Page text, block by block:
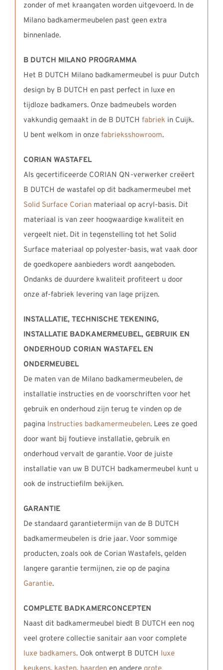
zonder of met kraangaten worden uitgevoerd. In de
Milano badkamermeubelen past geen extra
binnenlade.
B DUTCH MILANO PROGRAMMA
Het B DUTCH Milano badkamermeubel is puur Dutch
design by B DUTCH en past perfect in luxe en
tijdloze badkamers. Onze badmeubels worden
vakkundig gemaakt in de B DUTCH fabriekin Cuijk.
U bent welkom in onze fabrieksshowroom.
CORIAN WASTAFEL
Als gecertificeerde CORIAN QN-verwerker creëert
B DUTCH de wastafel op dit badkamermeubel met
Solid Surface Corianmateriaal op acryl-basis. Dit
materiaal is van zeer hoogwaardige kwaliteit en
vergeelt niet. Dit in tegenstelling tot het Solid
Surface materiaal op polyester-basis, wat vaak door
de goedkopere aanbieders wordt aangeboden.
Ondanks de duurdere kwaliteit profiteert u door
onze af-fabriek levering van lage prijzen.
INSTALLATIE, TECHNISCHE TEKENING,
INSTALLATIE BADKAMERMEUBEL, GEBRUIK EN
ONDERHOUD CORIAN WASTAFEL EN
ONDERMEUBEL
De maten van de Milano badkamermeubelen, de
installatie instructies en de voorschriften voor het
gebruik en onderhoud zijn terug te vinden op de
pagina Instructies badkamermeubelen. Lees ze goed
door want bij foutieve installatie, gebruik en
onderhoud vervalt de garantie. Voor de juiste
installatie van uw B DUTCH badkamermeubel kunt u
ook de instructiefilm bekijken.
GARANTIE
De standaard garantietermijn van de B DUTCH
badkamermeubelen is drie jaar. Voor sommige
producten, zoals ook de Corian Wastafels, gelden
langere garantie termijnen, zie op de pagina
Garantie.
COMPLETE BADKAMERCONCEPTEN
Naast dit badkamermeubel biedt B DUTCH een nog
veel grotere collectie sanitair aan voor complete
luxe badkamers. Ook ontwerpt B DUTCH luxe